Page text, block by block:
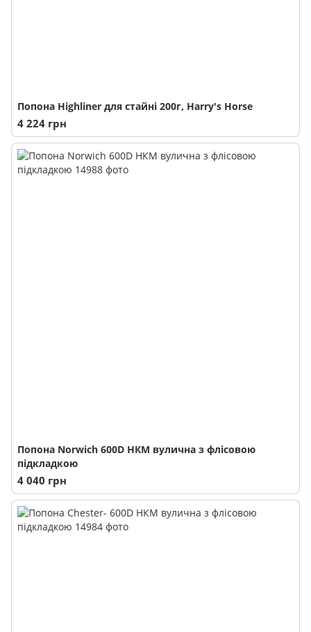
Попона Highliner для стайні 200г, Harry's Horse
4 224 грн
Попона Norwich 600D НКМ вулична з флісовою
підкладкою
4 040 грн